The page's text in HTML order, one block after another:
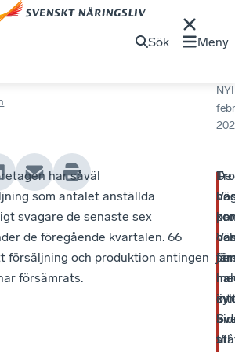
Sök Meny
har såväl
som antalet anställda
svagare de senaste sex
de föregående kvartalen. 66
försäljning och produktion antingen
försämrats.
–
har
av.
Vi
har
De
har
till